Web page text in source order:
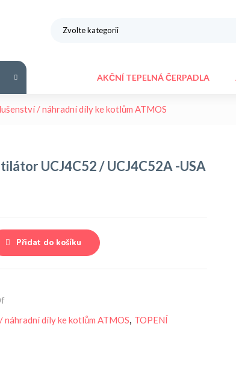
AKČNÍ TEPELNÁ ČERPADLA
/ náhradní díly ke kotlům ATMOS
UCJ4C52 / UCJ4C52A -USA
Přidat do košíku
náhradní díly ke kotlům ATMOS, TOPENÍ